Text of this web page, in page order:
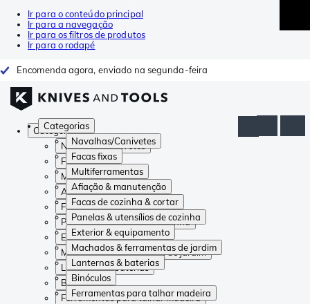
Ir para o conteúdo principal
Ir para a navegação
Ir para os filtros de produtos
Ir para o rodapé
Encomenda agora, enviado na segunda-feira
Categorias
Navalhas/Canivetes
Facas fixas
Multiferramentas
Afiação & manutenção
Facas de cozinha & cortar
Panelas & utensílios de cozinha
Exterior & equipamento
Machados & ferramentas de jardim
Lanternas & baterias
Binóculos
Ferramentas para talhar madeira
Categorias
Navalhas/Canivetes
Facas fixas
Multiferramentas
Afiação & manutenção
Facas de cozinha & cortar
Panelas & utensílios de cozinha
Exterior & equipamento
Machados & ferramentas de jardim
Lanternas & baterias
Binóculos
Ferramentas para talhar madeira